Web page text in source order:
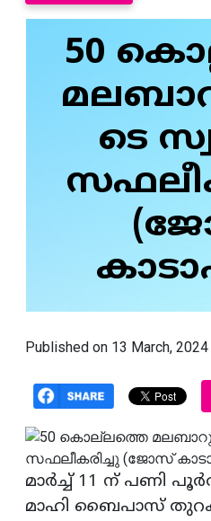
50
ടെ
Published on 13 March, 2024
മാർച്ച് 11 ന് പണി
മാഹി ബൈപാസ്